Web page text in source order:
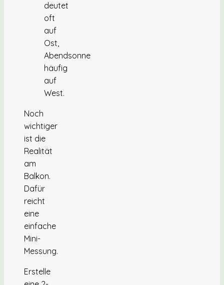
deutet
oft
auf
Ost,
Abendsonne
häufig
auf
West.
Noch
wichtiger
ist die
Realität
am
Balkon.
Dafür
reicht
eine
einfache
Mini-
Messung.
Erstelle